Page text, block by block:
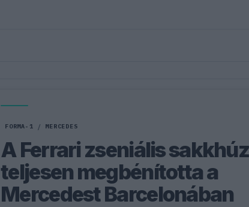
FORMA-1 / MERCEDES
A Ferrari zseniális
teljesen megbénította a
Mercedest Barcelonában